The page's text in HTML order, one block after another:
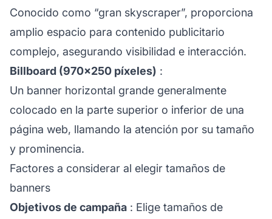
Conocido como “gran skyscraper”, proporciona
amplio espacio para contenido publicitario
complejo, asegurando visibilidad e interacción.
Billboard (970×250 píxeles) :
Un banner horizontal grande generalmente
colocado en la parte superior o inferior de una
página web, llamando la atención por su tamaño
y prominencia.
Factores a considerar al elegir tamaños de
banners
Objetivos de campaña : Elige tamaños de